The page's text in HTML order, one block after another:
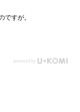
ですが。